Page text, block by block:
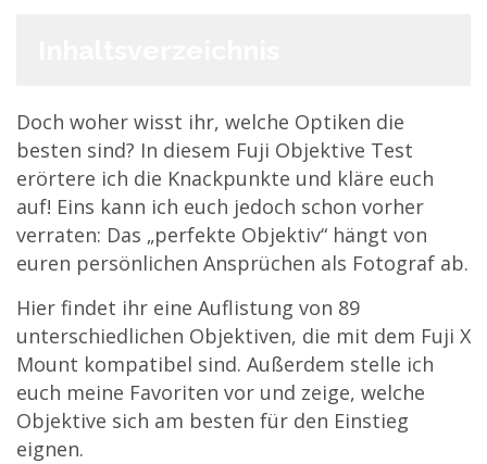
Doch woher wisst ihr, welche Optiken die
besten sind? In diesem Fuji Objektive Test
erörtere ich die Knackpunkte und kläre euch
auf! Eins kann ich euch jedoch schon vorher
verraten: Das „perfekte Objektiv“ hängt von
euren persönlichen Ansprüchen als Fotograf ab.
Hier findet ihr eine Auflistung von 89
unterschiedlichen Objektiven, die mit dem Fuji X
Mount kompatibel sind. Außerdem stelle ich
euch meine Favoriten vor und zeige, welche
Objektive sich am besten für den Einstieg
eignen.